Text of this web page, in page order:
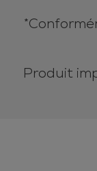
Produit